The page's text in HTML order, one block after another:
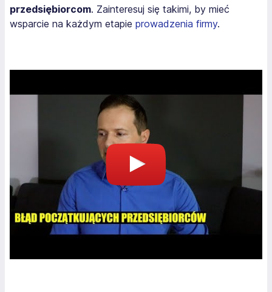
przedsiębiorcom. Zainteresuj się takimi, by mieć
wsparcie na każdym etapie prowadzenia firmy.